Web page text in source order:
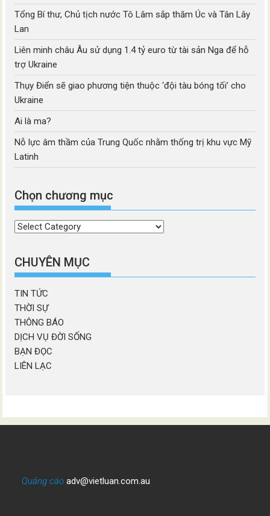
Tổng Bí thư, Chủ tịch nước Tô Lâm sắp thăm Úc và Tân Lây
Lan
Liên minh châu Âu sử dụng 1.4 tỷ euro từ tài sản Nga để hỗ
trợ Ukraine
Thụy Điển sẽ giao phương tiện thuộc ‘đội tàu bóng tối’ cho
Ukraine
Ai là ma?
Nỗ lực âm thầm của Trung Quốc nhằm thống trị khu vực Mỹ
Latinh
Chọn chương mục
Chọn
mục
CHUYÊN MỤC
TIN TỨC
THỜI SỰ
THÔNG BÁO
DỊCH VỤ ĐỜI SỐNG
BẠN ĐỌC
LIÊN LẠC
Quảng cáo adv@vietluan.com.au